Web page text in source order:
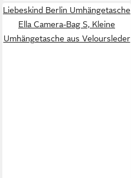
Liebeskind Berlin Umhängetasche
Ella Camera-Bag S, Kleine
Umhängetasche aus Veloursleder